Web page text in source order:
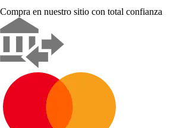
Compra en nuestro sitio con total confianza